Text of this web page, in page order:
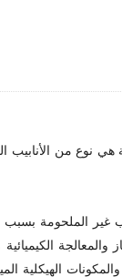
هي نوع من
غير الملحومة
الهيكلية